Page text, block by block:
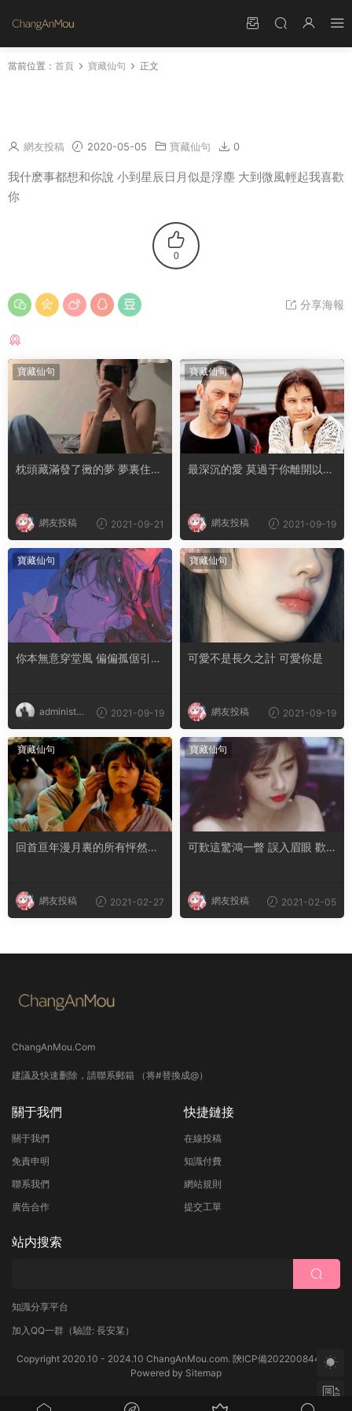
當前位置： 首頁 寶藏仙句 正文
網友投稿 2020-05-05 寶藏仙句 0
我什麽事都想和你說 小到星辰日月似是浮塵 大到微風輕起我喜歡
你
0
分享海報
寶藏仙句
枕頭藏滿發了黴的夢 夢裏住了
網友投稿 2021-09-21
寶藏仙句
最深沉的愛 莫過于你離開以後
網友投稿 2021-09-19
寶藏仙句
你本無意穿堂風 偏偏孤倨引山
administra
tor
2021-09-19
寶藏仙句
可愛不是長久之計 可愛你是
網友投稿 2021-09-19
寶藏仙句
回首亘年漫月裏的所有怦然心
網友投稿 2021-02-27
寶藏仙句
可歎這驚鴻一瞥 誤入眉眼 歡
網友投稿 2021-02-05
ChangAnMou.Com
建議及快速删除，請聯系郵箱 （将#替換成@）
關于我們
關于我們
免責申明
聯系我們
廣告合作
快捷鏈接
在線投稿
知識付費
網站規則
提交工單
站内搜索
知識分享平台
加入QQ一群 （驗證: 長安某）
Copyright 2020.10 - 2024.10 ChangAnMou.com. 陝ICP備2022008444号
Powered by Sitemap